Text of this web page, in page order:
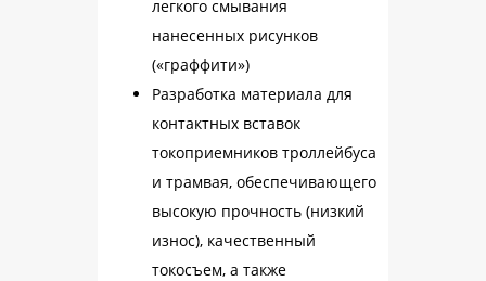
легкого смывания
нанесенных рисунков
(«граффити»)
Разработка материала для
контактных вставок
токоприемников троллейбуса
и трамвая, обеспечивающего
высокую прочность (низкий
износ), качественный
токосъем, а также